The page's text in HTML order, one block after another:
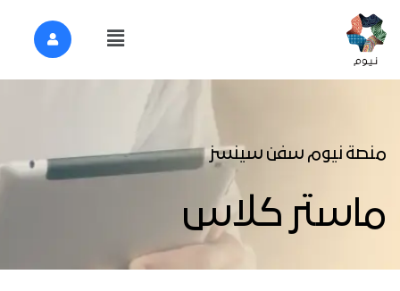
منصة نيوم سفن سينسز
ماستر كلاس